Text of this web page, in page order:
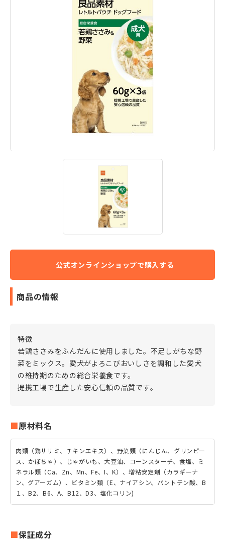
商品の情報
特徴
若鶏ささみをふんだんに使用しました。不足しがちな野
菜をミックス。愛犬がよろこびおいしさを調和した愛犬
の維持期のための総合栄養食です。
提携工場で生産した安心信頼の品質です。
原材料名
肉類（鶏ササミ、チキンエキス）、野菜類（にんじん、グリンピー
ス、かぼちゃ）、じゃがいも、大豆油、コーンスターチ、食塩、ミ
ネラル類（Ca、Zn、Mn、Fe、I、K）、増粘安定剤（カラギーナ
ン、グアーガム）、ビタミン類（E、ナイアシン、パントテン酸、B
１、B2、B6、A、B12、D3、塩化コリン)
保証成分